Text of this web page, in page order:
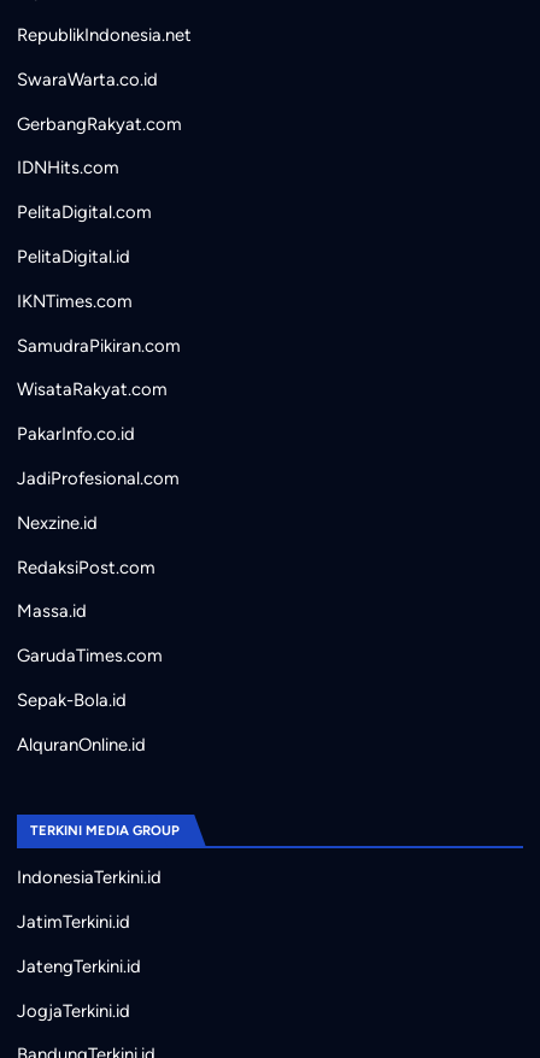
RepublikIndonesia.net
SwaraWarta.co.id
GerbangRakyat.com
IDNHits.com
PelitaDigital.com
PelitaDigital.id
IKNTimes.com
SamudraPikiran.com
WisataRakyat.com
PakarInfo.co.id
JadiProfesional.com
Nexzine.id
RedaksiPost.com
Massa.id
GarudaTimes.com
Sepak-Bola.id
AlquranOnline.id
TERKINI MEDIA GROUP
IndonesiaTerkini.id
JatimTerkini.id
JatengTerkini.id
JogjaTerkini.id